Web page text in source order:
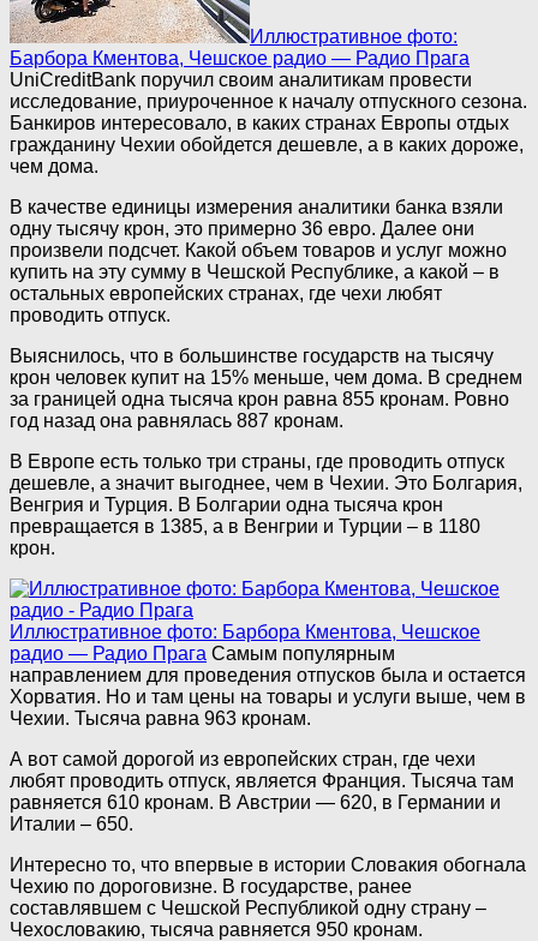
Иллюстративное фото:
Барбора Кментова, Чешское радио — Радио Прага
UniCreditBank поручил своим аналитикам провести
исследование, приуроченное к началу отпускного сезона.
Банкиров интересовало, в каких странах Европы отдых
гражданину Чехии обойдется дешевле, а в каких дороже,
чем дома.
В качестве единицы измерения аналитики банка взяли
одну тысячу крон, это примерно 36 евро. Далее они
произвели подсчет. Какой объем товаров и услуг можно
купить на эту сумму в Чешской Республике, а какой – в
остальных европейских странах, где чехи любят
проводить отпуск.
Выяснилось, что в большинстве государств на тысячу
крон человек купит на 15% меньше, чем дома. В среднем
за границей одна тысяча крон равна 855 кронам. Ровно
год назад она равнялась 887 кронам.
В Европе есть только три страны, где проводить отпуск
дешевле, а значит выгоднее, чем в Чехии. Это Болгария,
Венгрия и Турция. В Болгарии одна тысяча крон
превращается в 1385, а в Венгрии и Турции – в 1180
крон.
Иллюстративное фото: Барбора Кментова, Чешское
радио — Радио Прага Самым популярным
направлением для проведения отпусков была и остается
Хорватия. Но и там цены на товары и услуги выше, чем в
Чехии. Тысяча равна 963 кронам.
А вот самой дорогой из европейских стран, где чехи
любят проводить отпуск, является Франция. Тысяча там
равняется 610 кронам. В Австрии — 620, в Германии и
Италии – 650.
Интересно то, что впервые в истории Словакия обогнала
Чехию по дороговизне. В государстве, ранее
составлявшем с Чешской Республикой одну страну –
Чехословакию, тысяча равняется 950 кронам.